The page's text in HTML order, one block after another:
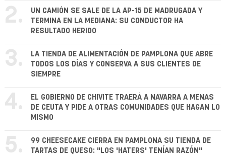
2.
UN CAMIÓN SE SALE DE LA AP-15 DE MADRUGADA Y
TERMINA EN LA MEDIANA: SU CONDUCTOR HA
RESULTADO HERIDO
3.
LA TIENDA DE ALIMENTACIÓN DE PAMPLONA QUE ABRE
TODOS LOS DÍAS Y CONSERVA A SUS CLIENTES DE
SIEMPRE
4.
EL GOBIERNO DE CHIVITE TRAERÁ A NAVARRA A MENAS
DE CEUTA Y PIDE A OTRAS COMUNIDADES QUE HAGAN LO
MISMO
5.
99 CHEESECAKE CIERRA EN PAMPLONA SU TIENDA DE
TARTAS DE QUESO: "LOS 'HATERS' TENÍAN RAZÓN"